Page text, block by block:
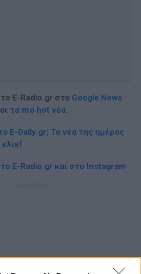
E-Radio.gr στο Google News
τα πιο hot νέα.
E-Daily.gr; Τα νέα της ημέρας
κλικ!
E-Radio.gr και στο Instagram